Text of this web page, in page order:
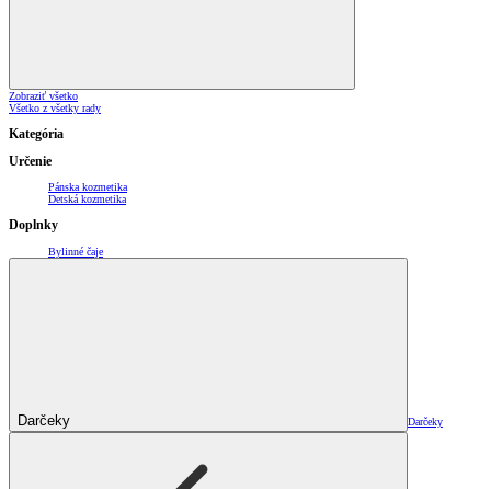
Zobraziť všetko
Všetko z všetky rady
Kategória
Určenie
Pánska kozmetika
Detská kozmetika
Doplnky
Bylinné čaje
Darčeky Darčeky